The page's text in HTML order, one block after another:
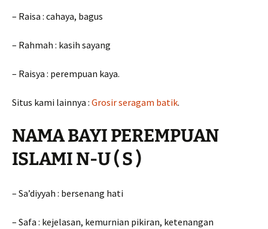
– Raisa : cahaya, bagus
– Rahmah : kasih sayang
– Raisya : perempuan kaya.
Situs kami lainnya : Grosir seragam batik.
NAMA BAYI PEREMPUAN
ISLAMI N-U ( S )
– Sa’diyyah : bersenang hati
– Safa : kejelasan, kemurnian pikiran, ketenangan